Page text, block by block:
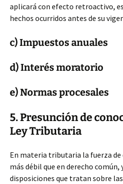
aplicará con efecto retroactivo,
hechos ocurridos antes de su
c) Impuestos anuales
d) Interés moratorio
e) Normas procesales
5. Presunción de
Ley Tributaria
En materia tributaria la fuerza de
más débil que en derecho común,
disposiciones que tratan sobre